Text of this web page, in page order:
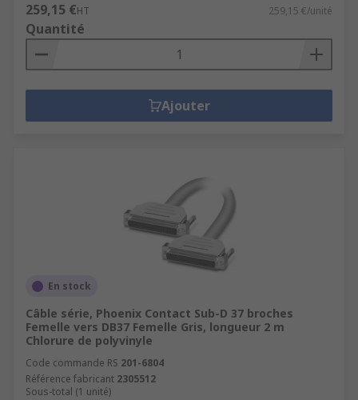
259,15 €HT 259,15 €/unité
Quantité
Ajouter
En stock
Câble série, Phoenix Contact Sub-D 37 broches
Femelle vers DB37 Femelle Gris, longueur 2 m
Chlorure de polyvinyle
Code commande RS 201-6804
Référence fabricant 2305512
Sous-total (1 unité)